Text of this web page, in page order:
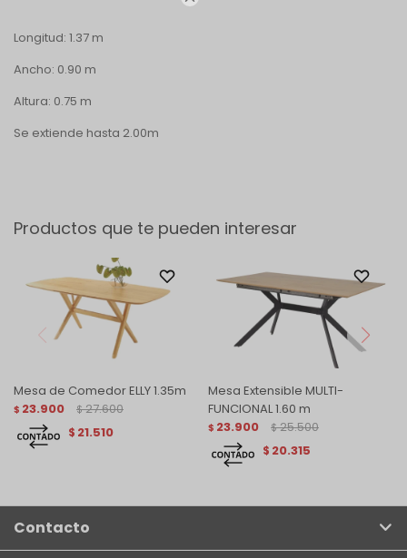
Longitud: 1.37 m
Ancho: 0.90 m
Altura: 0.75 m
Se extiende hasta 2.00m
Productos que te pueden interesar
Mesa de Comedor ELLY 1.35m
$ 23.900 $ 27.600
$ 21.510
Mesa Extensible MULTI-
FUNCIONAL 1.60 m
$ 23.900 $ 25.500
$ 20.315
Contacto